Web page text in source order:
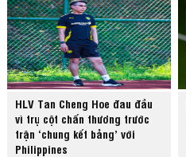
HLV Tan Cheng Hoe đau đầu
vì trụ cột chấn thương trước
trận ‘chung kết bảng’ với
Philippines